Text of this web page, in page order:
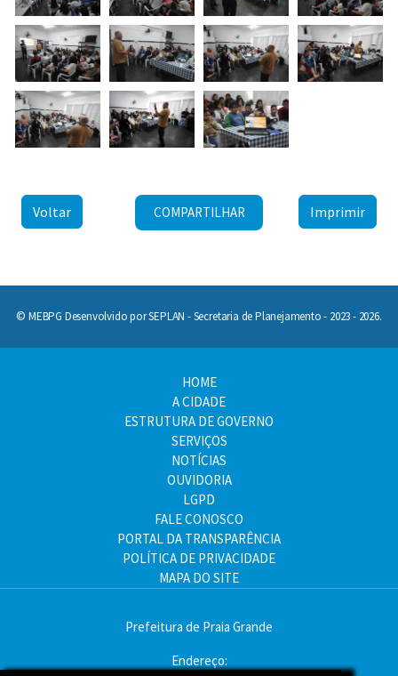
Voltar COMPARTILHAR Imprimir
© MEBPG Desenvolvido por SEPLAN - Secretaria de Planejamento - 2023 - 2026.
HOME
A CIDADE
ESTRUTURA DE GOVERNO
SERVIÇOS
NOTÍCIAS
OUVIDORIA
LGPD
FALE CONOSCO
PORTAL DA TRANSPARÊNCIA
POLÍTICA DE PRIVACIDADE
MAPA DO SITE
Prefeitura de Praia Grande
Endereço: